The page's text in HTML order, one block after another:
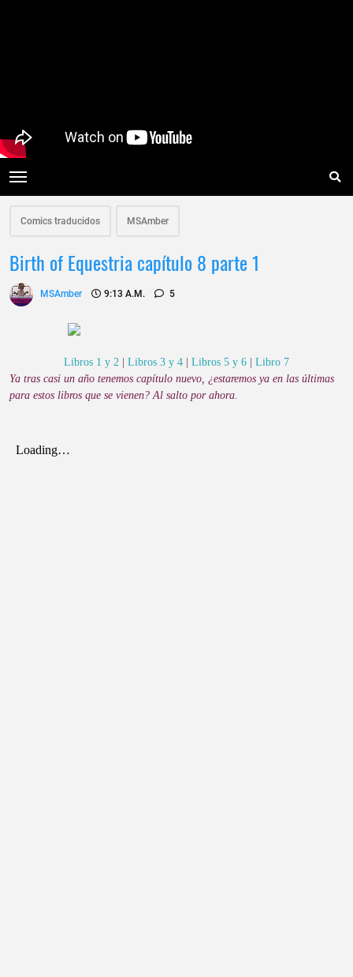
Comics traducidos MSAmber
Birth of Equestria capítulo 8 parte 1
MSAmber 9:13 A.m. 5
Libros 1 y 2 Libros 3 y 4 Libros 5 y 6
Libro 7
Ya tras casi un año tenemos capítulo nuevo, ¿estaremos ya en las últimas
para estos libros que se vienen? Al salto por ahora.